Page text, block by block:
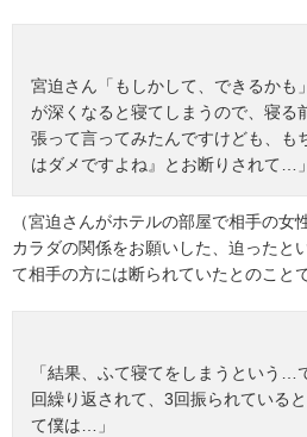
宮迫さん「もしかして、できるかも
が深くなると寝てしまうので、寝る
張って言ってみたんですけども、も
はダメですよね』とお断りされて…」
（宮迫さんがホテルの部屋で相手の女
カラダの関係をお願いした、迫ったと
て相手の方には断られていたとのことで
「結果、ふて寝てをしまうという…
回繰り返されて、3回振られている
て僕は…」